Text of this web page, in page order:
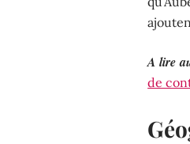
A lire
de